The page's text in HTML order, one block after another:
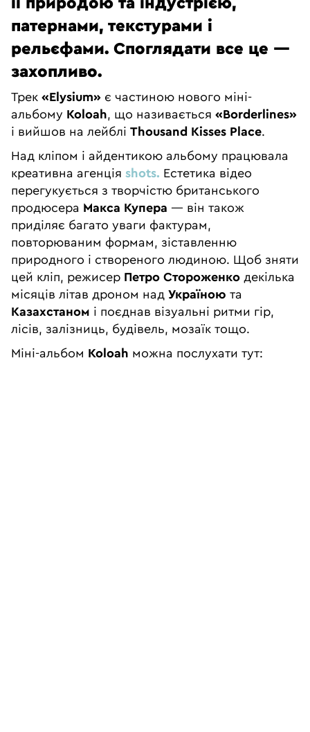
патернами, текстурами і
рельєфами. Споглядати все це —
захопливо.
Трек «Elysium» є частиною нового міні-
альбому Koloah, що називається «Borderlines»
і вийшов на лейблі Thousand Kisses Place.
Над кліпом і айдентикою альбому працювала
креативна агенція shots. Естетика відео
перегукується з творчістю британського
продюсера Макса Купера — він також
приділяє багато уваги фактурам,
повторюваним формам, зіставленню
природного і створеного людиною. Щоб зняти
цей кліп, режисер Петро Стороженко декілька
місяців літав дроном над Україною та
Казахстаном і поєднав візуальні ритми гір,
лісів, залізниць, будівель, мозаїк тощо.
Міні-альбом Koloah можна послухати тут: